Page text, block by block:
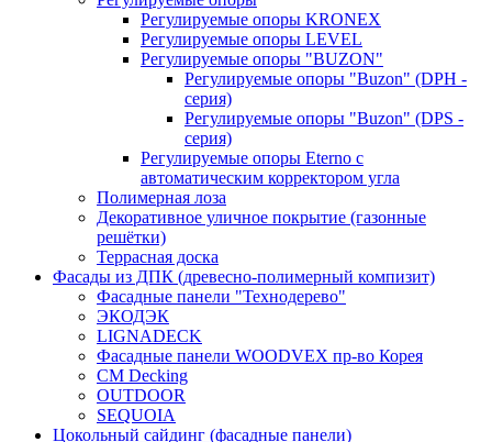
Регулируемые опоры KRONEX
Регулируемые опоры LEVEL
Регулируемые опоры "BUZON"
Регулируемые опоры "Buzon" (DPH -
серия)
Регулируемые опоры "Buzon" (DPS -
серия)
Регулируемые опоры Eterno с
автоматическим корректором угла
Полимерная лоза
Декоративное уличное покрытие (газонные
решётки)
Террасная доска
Фасады из ДПК (древесно-полимерный компизит)
Фасадные панели "Технодерево"
ЭКОДЭК
LIGNADECK
Фасадные панели WOODVEX пр-во Корея
CM Decking
OUTDOOR
SEQUOIA
Цокольный сайдинг (фасадные панели)